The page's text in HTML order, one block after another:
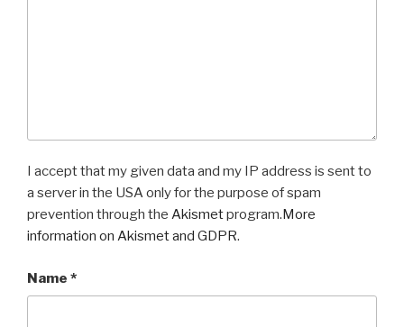
I accept that my given data and my IP address is sent to
a server in the USA only for the purpose of spam
prevention through the Akismetprogram.More
information on Akismet and GDPR.
Name *